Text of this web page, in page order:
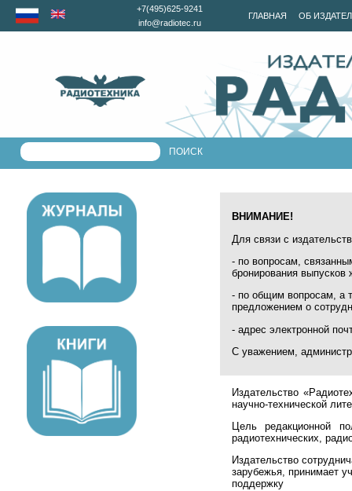
ГЛАВНАЯ ОБ
+7(495)625-9241
info@radiotec.ru
ВНИМАНИЕ!
Для связи с
- по вопросам,
бронирования
- по общим вопросам, а
предложением о
- адрес электронной
С уважением,
Издательство
научно-технической
Цель редакционной
радиотехнических,
Издательство
зарубежья, принимает
поддержку